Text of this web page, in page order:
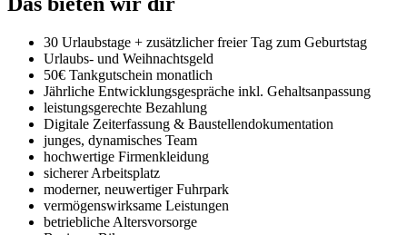
30 Urlaubstage + zusätzlicher freier Tag zum Geburtstag
Urlaubs- und Weihnachtsgeld
50€ Tankgutschein monatlich
Jährliche Entwicklungsgespräche inkl. Gehaltsanpassung
leistungsgerechte Bezahlung
Digitale Zeiterfassung & Baustellendokumentation
junges, dynamisches Team
hochwertige Firmenkleidung
sicherer Arbeitsplatz
moderner, neuwertiger Fuhrpark
vermögenswirksame Leistungen
betriebliche Altersvorsorge